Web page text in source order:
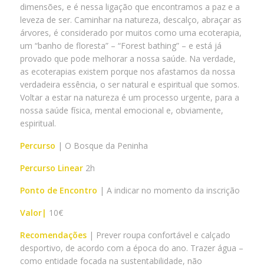
dimensões, e é nessa ligação que encontramos a paz e a
leveza de ser. Caminhar na natureza, descalço, abraçar as
árvores, é considerado por muitos como uma ecoterapia,
um “banho de floresta” – “Forest bathing” – e está já
provado que pode melhorar a nossa saúde. Na verdade,
as ecoterapias existem porque nos afastamos da nossa
verdadeira essência, o ser natural e espiritual que somos.
Voltar a estar na natureza é um processo urgente, para a
nossa saúde física, mental emocional e, obviamente,
espiritual.
Percurso | O Bosque da Peninha
Percurso Linear2h
Ponto de Encontro | A indicar no momento da inscrição
Valor| 10€
Recomendações| Prever roupa confortável e calçado
desportivo, de acordo com a época do ano. Trazer água –
como entidade focada na sustentabilidade, não